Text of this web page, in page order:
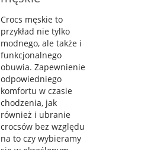
Crocs męskie to
przykład nie tylko
modnego, ale także i
funkcjonalnego
obuwia. Zapewnienie
odpowiedniego
komfortu w czasie
chodzenia, jak
również i ubranie
crocsów bez względu
na to czy wybieramy